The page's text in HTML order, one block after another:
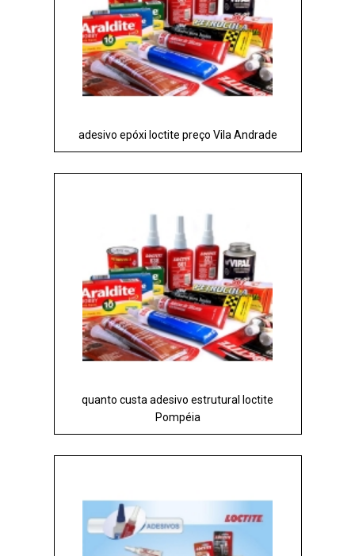
adesivo epóxi loctite preço Vila Andrade
quanto custa adesivo estrutural loctite
Pompéia